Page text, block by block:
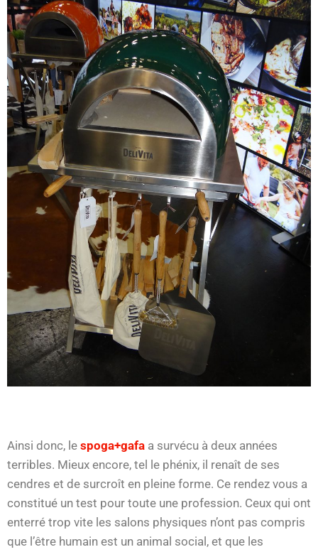
Ainsi donc, le spoga+gafa a survécu à deux années
terribles. Mieux encore, tel le phénix, il renaît de ses
cendres et de surcroît en pleine forme. Ce rendez vous a
constitué un test pour toute une profession. Ceux qui ont
enterré trop vite les salons physiques n’ont pas compris
que l’être humain est un animal social, et que les